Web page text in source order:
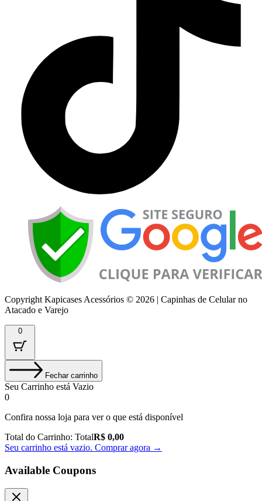
Copyright Kapicases Acessórios © 2026 | Capinhas de Celular no
Atacado e Varejo
0
Fechar carrinho
Seu Carrinho está Vazio
0
Confira nossa loja para ver o que está disponível
Total do Carrinho: TotalR$ 0,00
Seu carrinho está vazio. Comprar agora →
Available Coupons